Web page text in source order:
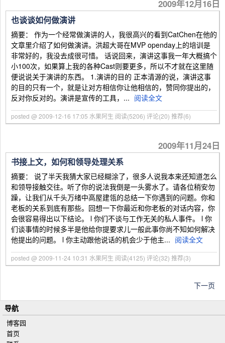
2009年12月16日
也谈谈如何做演讲
摘要： 作为一个经常做演讲的人，我很高兴的看到CatChen在他的
文章里介绍了如何做演讲。洪超大哥在MVP openday上的培训是
非常好的，我没去成很可惜。 话说回来，演讲这事我一年大概搞个
小100次，如果算上我的各种Cast则要更多，所以不才就在这里随
便说说关于演讲的东西。 1.演讲的目的 正本清源的说，演讲这事
的目的只有一个，就是让对方相信你让他相信的，赞同你提出的，
反对你反对的。演讲是宣传的工具，... 阅读全文
posted @ 2009-12-16 17:05 水果阿生 阅读(5206) 评论(20) 推荐(6)
2009年11月24日
书接上文，如何和领导处理关系
摘要： 说了半天我猜大家已经糊涂了，很多人说我本来还知道怎么
和领导接触交往。听了你的说法我倒是一头雾水了。请各位稍安勿
躁，让我们从千头万绪中高屋建瓴的总结一下你遇到的问题。你和
老板的关系到底有那些。回想一下你最近和你老板的对话内容，你
会很容易得出以下结论。 l 你们不谈与工作无关的私人事件。 l 你
们谈事情的时候多半是他给你提要求儿一般此事你尚不知如何解决
他提出的问题。 l 你主动跟他说话的机会少于他主... 阅读全文
posted @ 2009-11-24 10:31 水果阿生 阅读(4125) 评论(32) 推荐(3)
下一页
导航
博客园
首页